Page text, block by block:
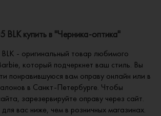
BLK купить в "Черника-оптика"
- оригинальный товар любимого
который подчеркнет ваш стиль. Вы
понравившуюся вам оправу онлайн или в
в Санкт-Петербурге. Чтобы
зарезервируйте оправу через сайт.
вас ниже, чем в розничных магазинах.